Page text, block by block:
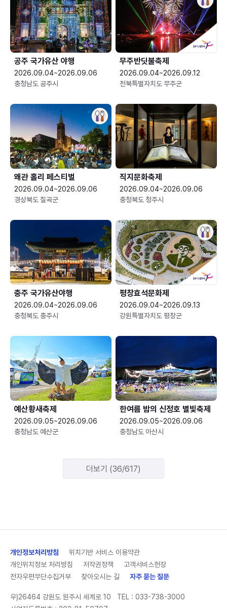
공주 국가유산 야행
2026.09.04~2026.09.06
충청남도 공주시
무주반딧불축제
2026.09.04~2026.09.12
전북특별자치도 무주군
왜관 홀리 페스티벌
2026.09.04~2026.09.06
경상북도 칠곡군
직지문화축제
2026.09.04~2026.09.06
충청북도 청주시
충주 국가유산야행
2026.09.04~2026.09.06
충청북도 충주시
평창효석문화제
2026.09.04~2026.09.13
강원특별자치도 평창군
예산황새축제
2026.09.05~2026.09.06
충청남도 예산군
한여름 밤의 신정호 별빛축제
2026.09.05~2026.09.06
충청남도 아산시
더보기 (36/617)
개인정보처리방침
위치기반 서비스 이용약관
개인위치정보 처리방침
저작권정책
고객서비스헌장
전자우편무단수집거부
찾아오시는 길 자주 묻는 질문
우)26464 강원도 원주시 세계로 10 TEL : 033-738-3000